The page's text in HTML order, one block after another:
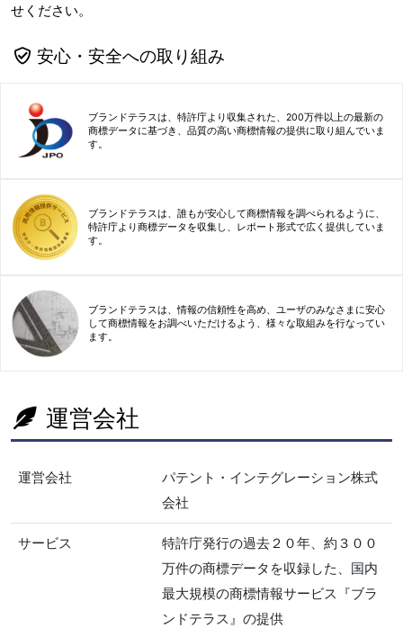
せください。
安心・安全への取り組み
ブランドテラスは、特許庁より収集された、200万件以上の最新の
商標データに基づき、品質の高い商標情報の提供に取り組んでいま
す。
ブランドテラスは、誰もが安心して商標情報を調べられるように、
特許庁より商標データを収集し、レポート形式で広く提供していま
す。
ブランドテラスは、情報の信頼性を高め、ユーザのみなさまに安心
して商標情報をお調べいただけるよう、様々な取組みを行なってい
ます。
運営会社
運営会社
パテント・インテグレーション株式
会社
サービス
特許庁発行の過去２０年、約３００
万件の商標データを収録した、国内
最大規模の商標情報サービス『ブラ
ンドテラス』の提供